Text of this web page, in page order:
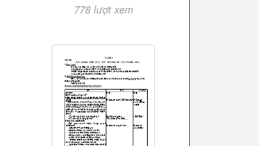
778 lượt xem